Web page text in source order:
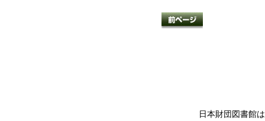
日本財団図書館